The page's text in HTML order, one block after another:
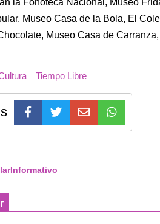
la Fonoteca Nacional, Museo
Museo Casa de la Bola, El
Museo Casa de
Tiempo Libre